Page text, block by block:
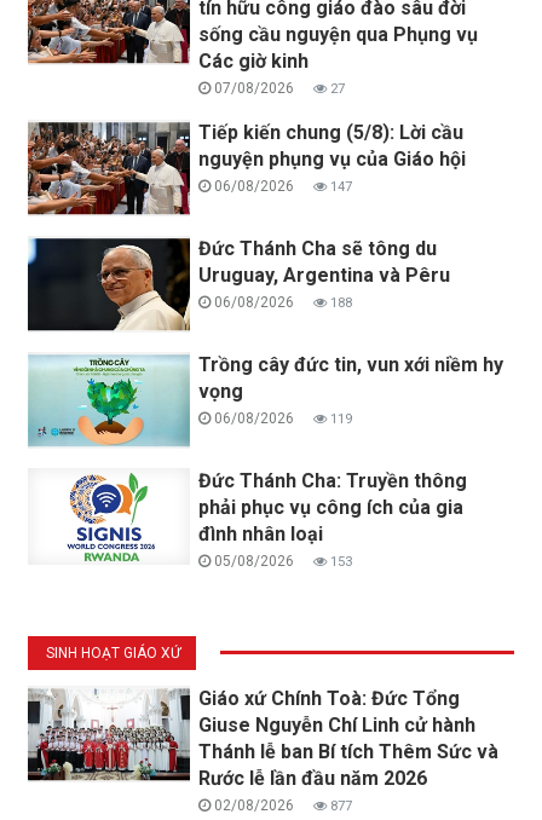
tín hữu công giáo đào sâu đời
sống cầu nguyện qua Phụng vụ
Các giờ kinh
07/08/2026 27
Tiếp kiến chung (5/8): Lời cầu
nguyện phụng vụ của Giáo hội
06/08/2026 147
Đức Thánh Cha sẽ tông du
Uruguay, Argentina và Pêru
06/08/2026 188
Trồng cây đức tin, vun xới niềm hy
vọng
06/08/2026 119
Đức Thánh Cha: Truyền thông
phải phục vụ công ích của gia
đình nhân loại
05/08/2026 153
SINH HOẠT GIÁO XỨ
Giáo xứ Chính Toà: Đức Tổng
Giuse Nguyễn Chí Linh cử hành
Thánh lễ ban Bí tích Thêm Sức và
Rước lễ lần đầu năm 2026
02/08/2026 877